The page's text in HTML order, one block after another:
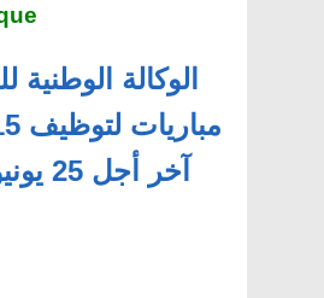
الوكالة الوطنية
آخر أجل 25 يونيو 2026